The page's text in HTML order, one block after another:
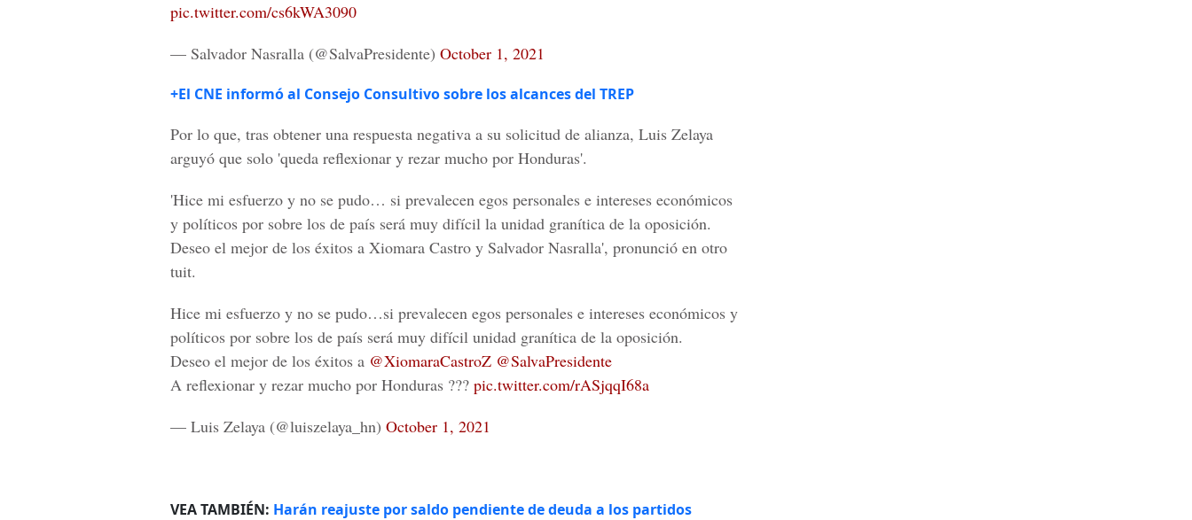
pic.twitter.com/cs6kWA3090
— Salvador Nasralla (@SalvaPresidente) October 1, 2021
+El CNE informó al Consejo Consultivo sobre los alcances del TREP
Por lo que, tras obtener una respuesta negativa a su solicitud de alianza, Luis Zelaya
arguyó que solo 'queda reflexionar y rezar mucho por Honduras'.
'Hice mi esfuerzo y no se pudo… si prevalecen egos personales e intereses económicos
y políticos por sobre los de país será muy difícil la unidad granítica de la oposición.
Deseo el mejor de los éxitos a Xiomara Castro y Salvador Nasralla', pronunció en otro
tuit.
Hice mi esfuerzo y no se pudo…si prevalecen egos personales e intereses económicos y
políticos por sobre los de país será muy difícil unidad granítica de la oposición.
Deseo el mejor de los éxitos a @XiomaraCastroZ @SalvaPresidente
A reflexionar y rezar mucho por Honduras ??? pic.twitter.com/rASjqqI68a
— Luis Zelaya (@luiszelaya_hn) October 1, 2021
VEA TAMBIÉN: Harán reajuste por saldo pendiente de deuda a los partidos